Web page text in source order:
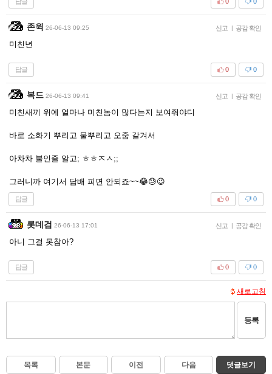
존윅 26-06-13 09:25 신고 | 공감 확인
미친년
답글 0
0
복드 26-06-13 09:41 신고 | 공감 확인
미친새끼 위에 얼마나 미친놈이 많다는지 보여줘야디
바로 소화기 뿌리고 물뿌리고 오줌 갈겨서
아차차 불인줄 알고; ㅎㅎㅈㅅ;;
그러니까 여기서 담배 피면 안되죠~~😂😓😉
답글 0
0
롯데검 26-06-13 17:01 신고 | 공감 확인
아니 그걸 못참아?
답글 0
0
새로고침
등록
목록 본문 이전 다음 댓글보기